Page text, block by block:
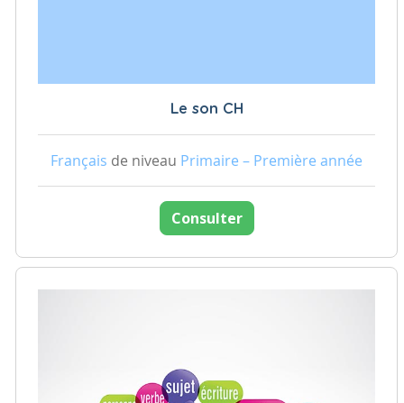
Le son CH
Français de niveau Primaire – Première année
Consulter